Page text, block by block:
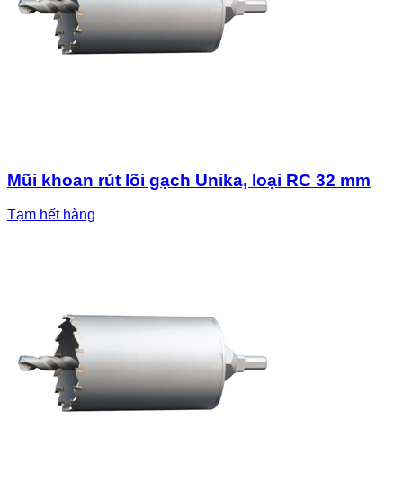
Mũi khoan rút lõi gạch Unika, loại RC 32 mm
Tạm hết hàng